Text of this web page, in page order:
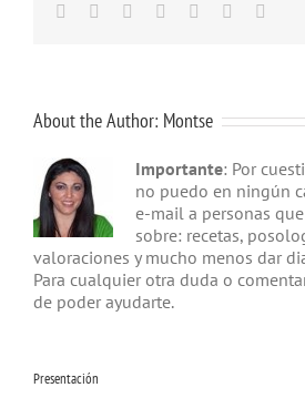
Facebook
TwitterLinkedinGoogle+
TumblrPinterest
About the Author: Montse
Importante: Por
no puedo en ningún
e-mail a personas
sobre: recetas,
valoraciones y mucho menos dar
Para cualquier otra duda o
de poder ayudarte.
Presentación